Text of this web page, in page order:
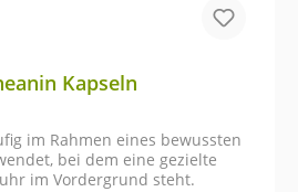
Kapseln
im Rahmen eines bewussten
bei dem eine gezielte
im Vordergrund steht.